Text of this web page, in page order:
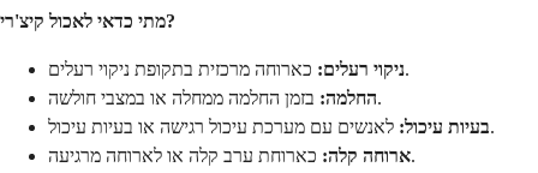
מתי כדאי לאכול קיצ'רי?
ניקוי רעלים:כארוחה מרכזית בתקופת ניקוי רעלים.
החלמה:בזמן החלמה ממחלה או במצבי חולשה.
בעיות עיכול:לאנשים עם מערכת עיכול רגישה או בעיות עיכול.
ארוחה קלה:כארוחת ערב קלה או לארוחה מרגיעה.